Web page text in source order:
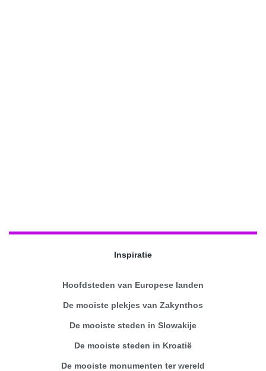
Inspiratie
Hoofdsteden van Europese landen
De mooiste plekjes van Zakynthos
De mooiste steden in Slowakije
De mooiste steden in Kroatië
De mooiste monumenten ter wereld